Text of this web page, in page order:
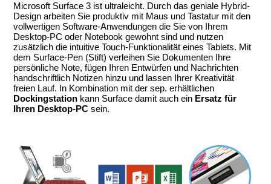
Microsoft Surface 3 ist ultraleicht. Durch das geniale Hybrid-
Design arbeiten Sie produktiv mit Maus und Tastatur mit den
vollwertigen Software-Anwendungen die Sie von Ihrem
Desktop-PC oder Notebook gewohnt sind und nutzen
zusätzlich die intuitive Touch-Funktionalität eines Tablets. Mit
dem Surface-Pen (Stift) verleihen Sie Dokumenten Ihre
persönliche Note, fügen Ihren Entwürfen und Nachrichten
handschriftlich Notizen hinzu und lassen Ihrer Kreativität
freien Lauf. In Kombination mit der sep. erhältlichen
Dockingstationkann Surface damit auch ein Ersatz für
Ihren Desktop-PCsein.